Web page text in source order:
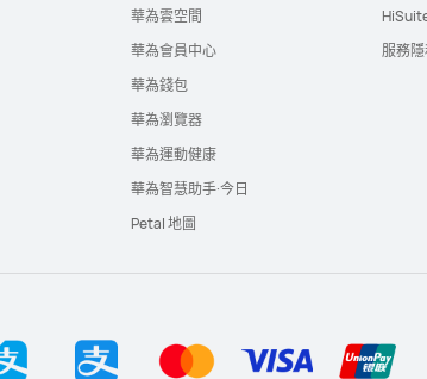
華為雲空間
華為會員中心
華為錢包
華為瀏覽器
華為運動健康
華為智慧助手·今日
Petal 地圖
服務